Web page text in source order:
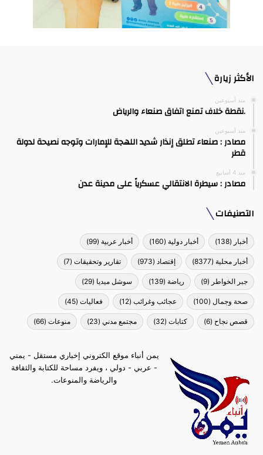
الأكثر زيارة
منذ أسبوعين
.نقطة خلاف تمنع اتفاق صنعاء والرياض
منذ أسبوعين
مصادر : صنعاء تطلق إنذار شديد اللهجة للإمارات وتوجه نصيحة لدولة
قطر
منذ 4 أسابيع
مصادر : سيطرة الانتقالي عسكرياً على مدينة عدن
التصنيفات
أخبار (138) أخبار دولية (160) أخبار عربية (99)
أخبار محلية (8377) إقتصاد (973) تقارير وتحقيقات (7)
جبر الخواطر (9) رياضة (139) سوشل ميديا (29)
صحة وجمال (100) عجائب وغرائب (12) فعاليات (45)
قصص نجاح (6) كتابات (32) مجتمع مدني (23) منوعات (66)
يمن أنباء موقع الكتروني إخباري مستقل - يمني
- عربي - دولي ، ويفرد مساحة للكتابة والثقافة
والرياضة والمنوعات.